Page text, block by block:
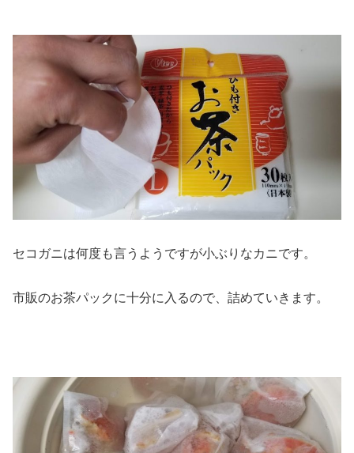
セコガニは何度も言うようですが小ぶりなカニです。
市販のお茶パックに十分に入るので、詰めていきます。